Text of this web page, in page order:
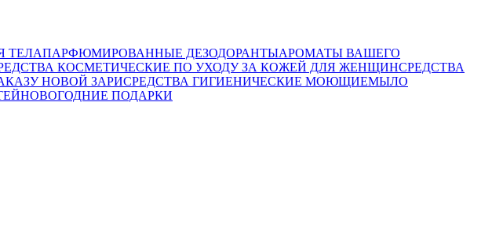
ТЕЛАПАРФЮМИРОВАННЫЕ ДЕЗОДОРАНТЫАРОМАТЫ ВАШЕГО
КОСМЕТИЧЕСКИЕ ПО УХОДУ ЗА КОЖЕЙ ДЛЯ ЖЕНЩИНСРЕДСТВА
НОВОЙ ЗАРИСРЕДСТВА ГИГИЕНИЧЕСКИЕ МОЮЩИЕМЫЛО
НОВОГОДНИЕ ПОДАРКИ